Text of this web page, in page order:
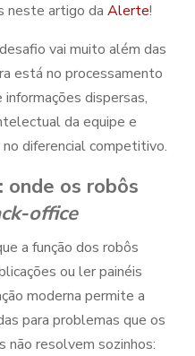
neste artigo da Alerte!
vai muito além das
está no processamento
dispersas,
da equipe e
diferencial competitivo.
onde os robôs
office
a função dos robôs
ou ler painéis
moderna permite a
para problemas que os
não resolvem sozinhos: